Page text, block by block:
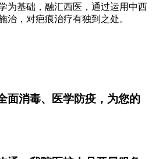
为基础，融汇西医，通过运用中西
治，对疤痕治疗有独到之处。
面消毒、医学防疫，为您的